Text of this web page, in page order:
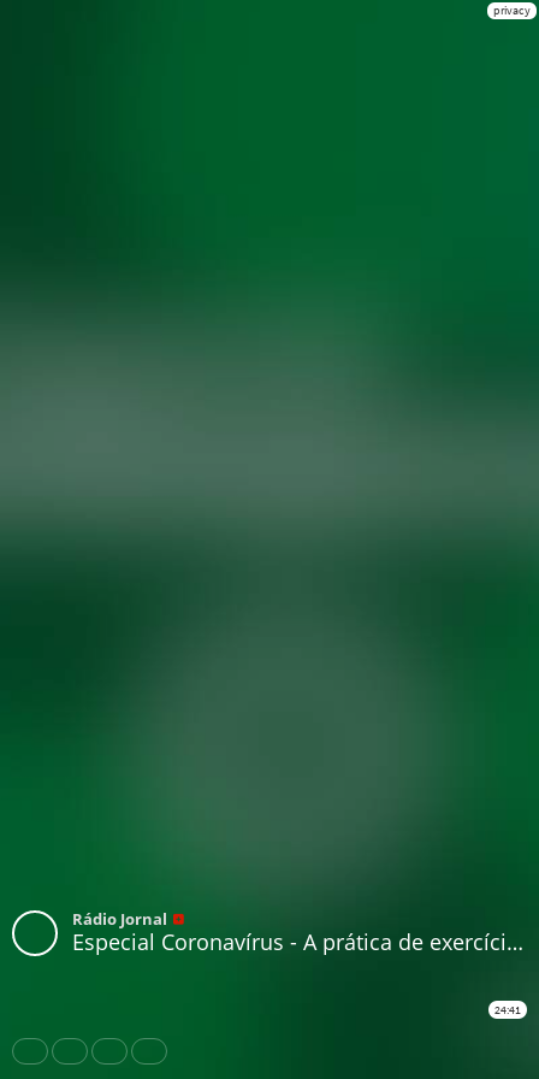
privacy
Rádio Jornal
Especial Coronavírus - A prática de exercícios físicos pós-pandemia
24:41
Share Like